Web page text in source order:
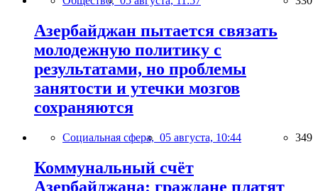
Азербайджан пытается связать
молодежную политику с
результатами, но проблемы
занятости и утечки мозгов
сохраняются
Социальная сфера, 05 августа, 10:44 349
Коммунальный счёт
Азербайджана: граждане платят